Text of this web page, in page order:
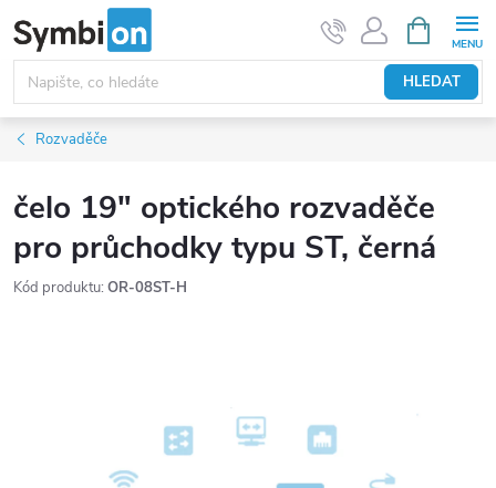
na
obsah
HLEDAT
NÁKUPNÍ
KOŠÍK
Rozvaděče
čelo 19" optického rozvaděče
pro průchodky typu ST, černá
Kód produktu: OR-08ST-H